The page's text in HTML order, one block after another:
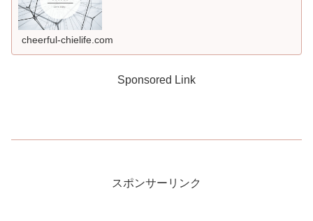
cheerful-chielife.com
Sponsored Link
スポンサーリンク